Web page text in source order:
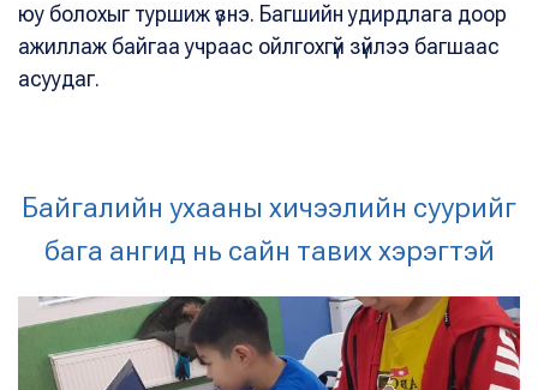
юу болохыг туршиж үзнэ. Багшийн удирдлага доор
ажиллаж байгаа учраас ойлгохгүй зүйлээ багшаас
асуудаг.
Байгалийн ухааны хичээлийн суурийг
бага ангид нь сайн тавих хэрэгтэй